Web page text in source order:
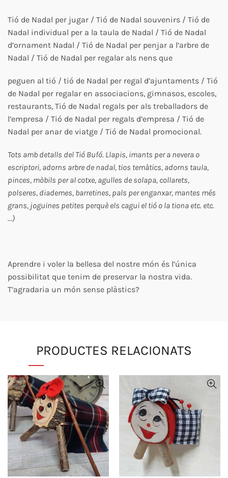
Tió de Nadal per jugar / Tió de Nadal souvenirs / Tió de
Nadal individual per a la taula de Nadal / Tió de Nadal
d’ornament Nadal / Tió de Nadal per penjar a l’arbre de
Nadal / Tió de Nadal per regalar als nens que
peguen al tió / tió de Nadal per regal d’ajuntaments / Tió
de Nadal per regalar en associacions, gimnasos, escoles,
restaurants, Tió de Nadal regals per als treballadors de
l’empresa / Tió de Nadal per regals d’empresa / Tió de
Nadal per anar de viatge / Tió de Nadal promocional.
Tots amb detalls del Tió Bufó. Llapis, imants per a nevera o
escriptori, adorns arbre de nadal, tios temàtics, adorns taula,
pinces, mòbils per al cotxe, agulles de solapa, collarets,
polseres, diademes, barretines, pals per enganxar, mantes més
grans, joguines petites perquè els cagui el tió o la tiona etc. etc.
…)
Aprendre i voler la bellesa del nostre món és l’única
possibilitat que tenim de preservar la nostra vida.
T’agradaria un món sense plàstics?
PRODUCTES RELACIONATS